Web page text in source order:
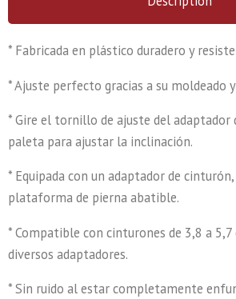
* Fabricada en plástico duradero y
* Ajuste perfecto gracias a su moldeado
* Gire el tornillo de ajuste del adaptador
paleta para ajustar la inclinación.
* Equipada con un adaptador de
plataforma de pierna abatible.
* Compatible con cinturones de 3,8 a 5,7
diversos adaptadores.
* Sin ruido al estar completamente